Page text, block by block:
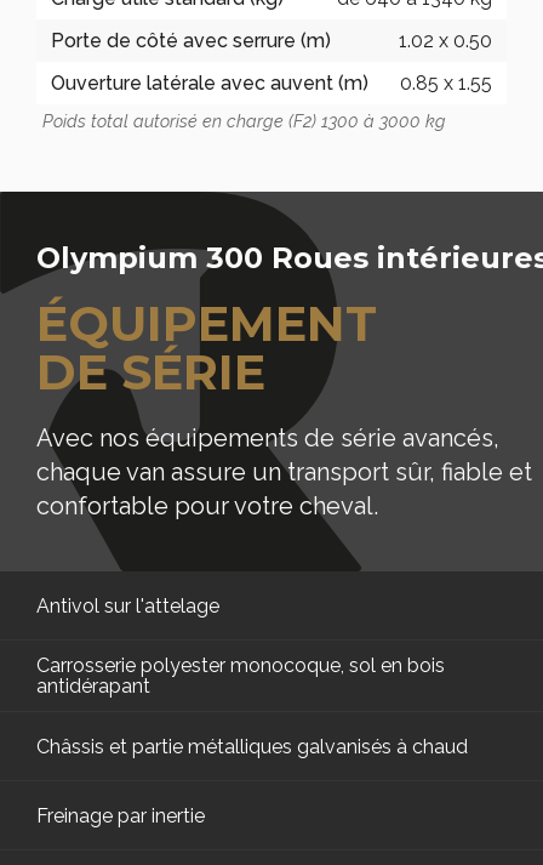
1.02 x 0.50
0.85 x 1.55
Poids total autorisé en charge (F2) 1300 à 3000 kg
Olympium 300 Roues
ÉQUIPEMENT
DE SÉRIE
Avec nos équipements de série avancés,
chaque van assure un transport sûr, fiable et
confortable pour votre cheval.
Antivol sur l'attelage
Carrosserie polyester monocoque, sol en bois
antidérapant
Châssis et partie métalliques galvanisés à chaud
Freinage par inertie